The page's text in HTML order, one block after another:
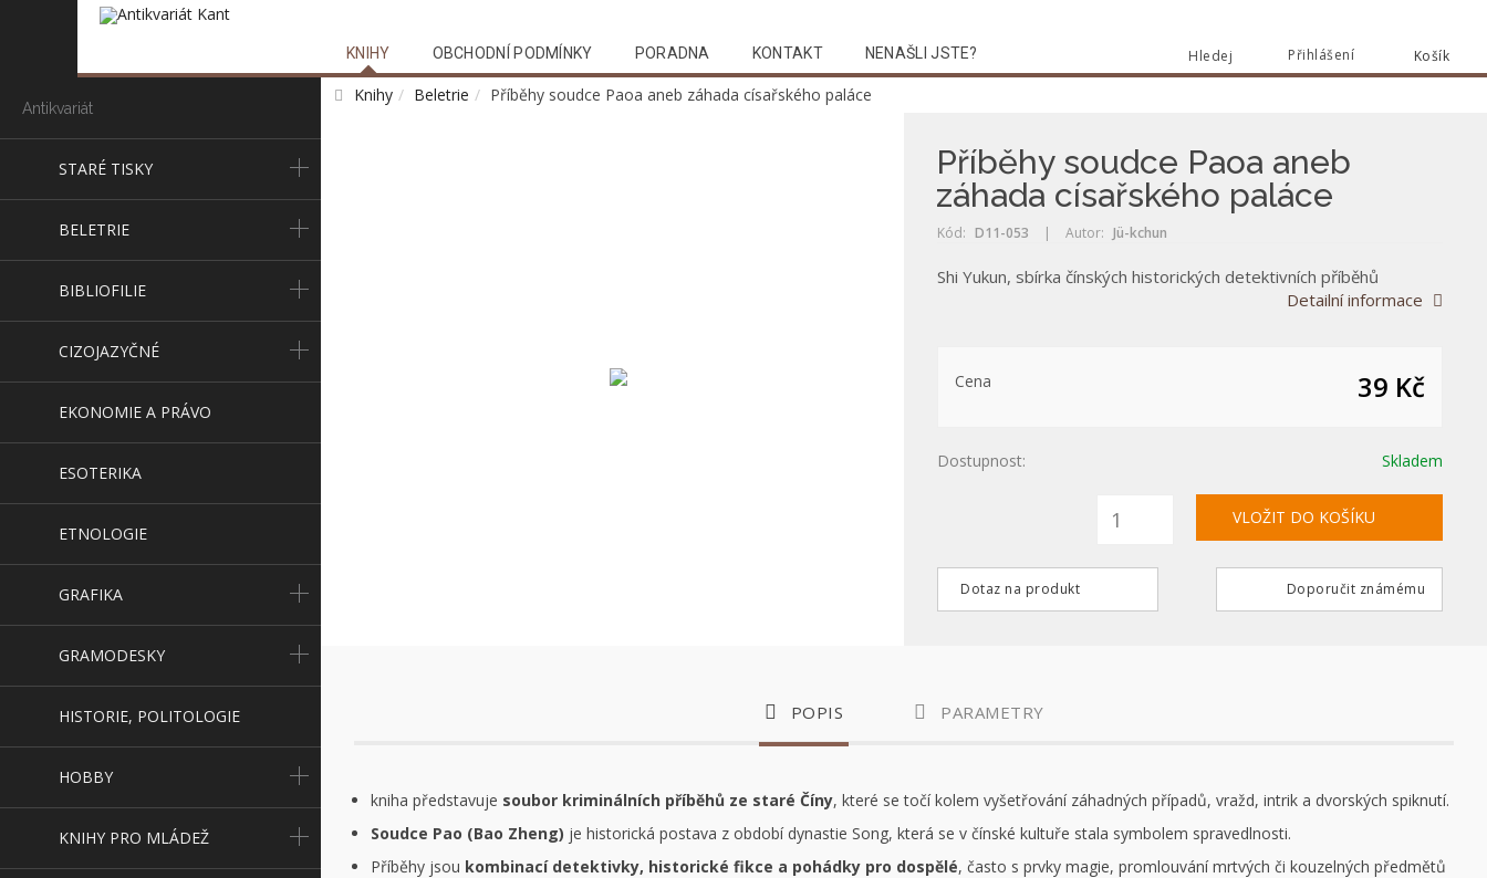
Košík
Přihlášení
Hledej
KNIHY OBCHODNÍ PODMÍNKY PORADNA KONTAKT NENAŠLI JSTE?
Antikvariát
STARÉ TISKY
BELETRIE
BIBLIOFILIE
CIZOJAZYČNÉ
EKONOMIE A PRÁVO
ESOTERIKA
ETNOLOGIE
GRAFIKA
GRAMODESKY
HISTORIE, POLITOLOGIE
HOBBY
KNIHY PRO MLÁDEŽ
Knihy Beletrie Příběhy soudce Paoa aneb záhada císařského paláce
Příběhy soudce Paoa aneb
záhada císařského paláce
Kód: D11-053 | Autor: Jü-kchun
Shi Yukun, sbírka čínských historických detektivních příběhů
Detailní informace
Cena 39 Kč
Dostupnost: Skladem
Dotaz na produkt Doporučit známému
POPIS PARAMETRY
kniha představuje soubor kriminálních příběhů ze staré Číny, které se točí kolem vyšetřování záhadných případů, vražd, intrik a dvorských spiknutí.
Soudce Pao (Bao Zheng) je historická postava z období dynastie Song, která se v čínské kultuře stala symbolem spravedlnosti.
Příběhy jsou kombinací detektivky, historické fikce a pohádky pro dospělé, často s prvky magie, promlouvání mrtvých či kouzelných předmětů